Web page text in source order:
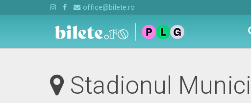
office@bilete.ro
Stadionul